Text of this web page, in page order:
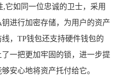
它如同一位忠诚的卫士，采用
进行加密存储，为用户的资产
，TP钱包还支持硬件钱包的
一把更加牢固的锁，进一步提
安心地将资产托付给它。